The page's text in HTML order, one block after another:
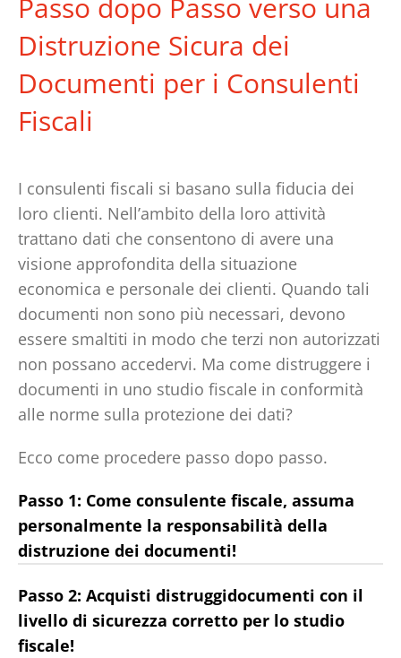
Distruzione Sicura dei
Documenti per i Consulenti
Fiscali
I consulenti fiscali si basano sulla fiducia dei
loro clienti. Nell’ambito della loro attività
trattano dati che consentono di avere una
visione approfondita della situazione
economica e personale dei clienti. Quando tali
documenti non sono più necessari, devono
essere smaltiti in modo che terzi non autorizzati
non possano accedervi. Ma come distruggere i
documenti in uno studio fiscale in conformità
alle norme sulla protezione dei dati?
Ecco come procedere passo dopo passo.
Passo 1: Come consulente fiscale, assuma
personalmente la responsabilità della
distruzione dei documenti!
Passo 2: Acquisti distruggidocumenti con il
livello di sicurezza corretto per lo studio
fiscale!